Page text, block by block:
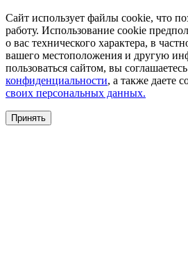
Сайт использует файлы cookie, что
работу. Использование cookie
о вас технического характера, в
вашего местоположения и другую
пользоваться сайтом, вы
конфиденциальности, а также даете
своих персональных данных.
Принять